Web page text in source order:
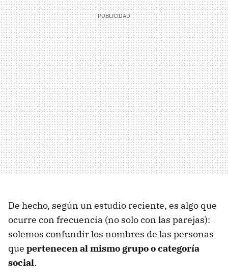
De hecho, según un estudio reciente, es algo que
ocurre con frecuencia (no solo con las parejas):
solemos confundir los nombres de las personas
que pertenecen al mismo grupo o categoría
social.